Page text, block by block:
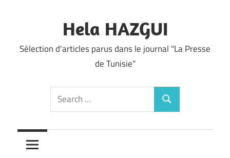
Hela HAZGUI
Sélection d'articles parus dans le journal "La Presse
de Tunisie"
Search
for:
Search